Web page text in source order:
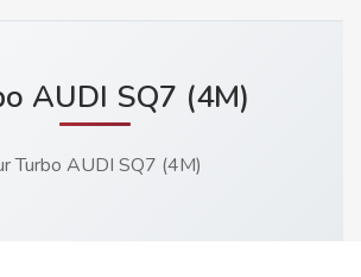
AUDI SQ7 (4M)
Turbo AUDI SQ7 (4M)